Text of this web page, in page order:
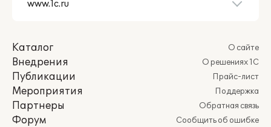
Каталог
Внедрения
Публикации
Мероприятия
Партнеры
Форум
О сайте
О решениях 1С
Прайс-лист
Поддержка
Обратная связь
Сообщить об ошибке